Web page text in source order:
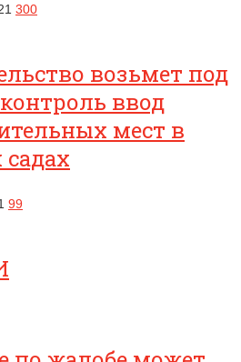
300
возьмет под
ввод
мест в
садах
99